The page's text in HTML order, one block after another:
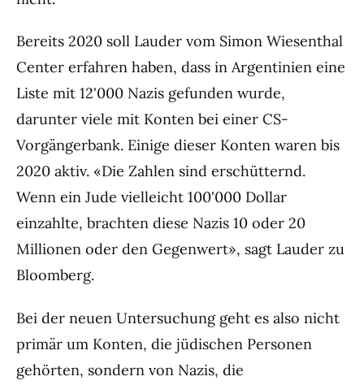
Bereits 2020 soll Lauder vom Simon Wiesenthal
Center erfahren haben, dass in Argentinien eine
Liste mit 12'000 Nazis gefunden wurde,
darunter viele mit Konten bei einer CS-
Vorgängerbank. Einige dieser Konten waren bis
2020 aktiv. «Die Zahlen sind erschütternd.
Wenn ein Jude vielleicht 100'000 Dollar
einzahlte, brachten diese Nazis 10 oder 20
Millionen oder den Gegenwert», sagt Lauder zu
Bloomberg.
Bei der neuen Untersuchung geht es also nicht
primär um Konten, die jüdischen Personen
gehörten, sondern von Nazis, die